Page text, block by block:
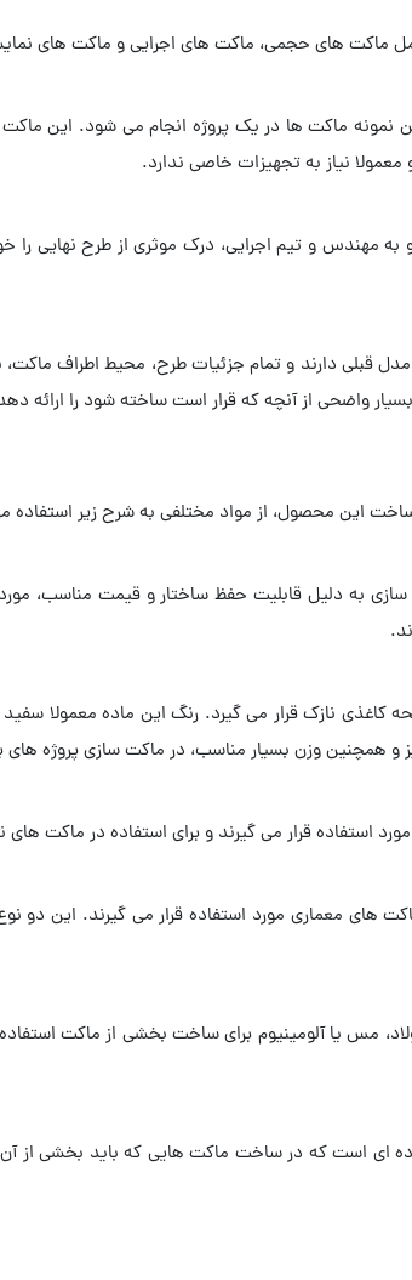
ماکت های حجمی، ماکت های اجرایی و ماکت های
ماکت ها در یک پروژه انجام می شود. این
نیاز به تجهیزات خاصی ندارد.
و تیم اجرایی، درک موثری از طرح نهایی را
قبلی دارند و تمام جزئیات طرح، محیط اطراف
واضحی از آنچه که قرار است ساخته شود را ارائه
این محصول، از مواد مختلفی به شرح زیر استفاده
به دلیل قابلیت حفظ ساختار و قیمت مناسب،
نازک قرار می گیرد. رنگ این ماده معمولا سفید
وزن بسیار مناسب، در ماکت سازی پروژه های
مورد استفاده قرار می گیرند و برای استفاده در ماکت
معماری مورد استفاده قرار می گیرند. این دو
مس یا آلومینیوم برای ساخت بخشی از ماکت
ای است که در ساخت ماکت هایی که باید بخشی